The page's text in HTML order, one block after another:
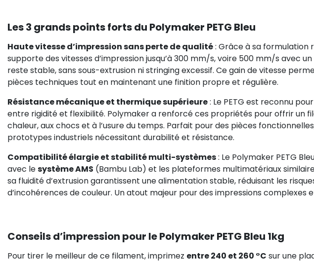
Les 3 grands points forts du Polymaker PETG Bleu
Haute vitesse d’impression sans perte de qualité: Grâce à sa formulation
supporte des vitesses d’impression jusqu’à 300 mm/s, voire 500 mm/s avec
reste stable, sans sous-extrusion ni stringing excessif. Ce gain de vitesse
pièces techniques tout en maintenant une finition propre et régulière.
Résistance mécanique et thermique supérieure: Le PETG est reconnu
entre rigidité et flexibilité. Polymaker a renforcé ces propriétés pour offrir un
chaleur, aux chocs et à l’usure du temps. Parfait pour des pièces
prototypes industriels nécessitant durabilité et résistance.
Compatibilité élargie et stabilité multi-systèmes: Le Polymaker PETG
avec lesystème AMS (Bambu Lab) et les plateformes multimatériaux
sa fluidité d’extrusion garantissent une alimentation stable, réduisant les
d’incohérences de couleur. Un atout majeur pour des impressions complexes
Conseils d’impression pour le Polymaker PETG Bleu 1kg
Pour tirer le meilleur de ce filament, imprimez entre 240 et 260 °C sur une